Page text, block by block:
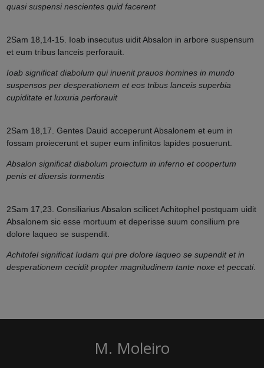
quasi suspensi nescientes quid facerent
2Sam 18,14-15. Ioab insecutus uidit Absalon in arbore suspensum
et eum tribus lanceis perforauit.
Ioab significat diabolum qui inuenit prauos homines in mundo
suspensos per desperationem et eos tribus lanceis superbia
cupiditate et luxuria perforauit
2Sam 18,17. Gentes Dauid acceperunt Absalonem et eum in
fossam proiecerunt et super eum infinitos lapides posuerunt.
Absalon significat diabolum proiectum in inferno et coopertum
penis et diuersis tormentis
2Sam 17,23. Consiliarius Absalon scilicet Achitophel postquam uidit
Absalonem sic esse mortuum et deperisse suum consilium pre
dolore laqueo se suspendit.
Achitofel significat Iudam qui pre dolore laqueo se supendit et in
desperationem cecidit propter magnitudinem tante noxe et peccati.
M. Moleiro